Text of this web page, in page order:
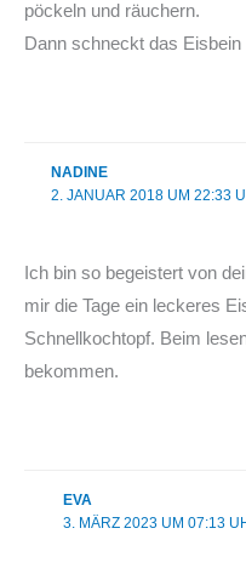
pöckeln und räuchern.
Dann schneckt das
NADINE
2. JANUAR 2018 UM 22:33
Ich bin so begeistert von
mir die Tage ein leckeres
Schnellkochtopf. Beim
bekommen.
EVA
3. MÄRZ 2023 UM 07:13